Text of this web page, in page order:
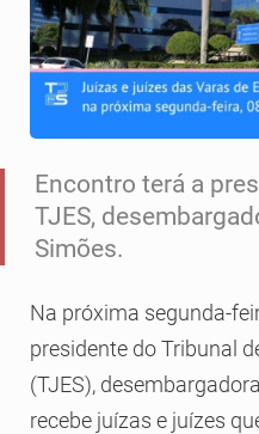
Encontro terá a
TJES,
Simões.
Na próxima segunda-
presidente do Tribunal
(TJES),
recebe juízas e juízes